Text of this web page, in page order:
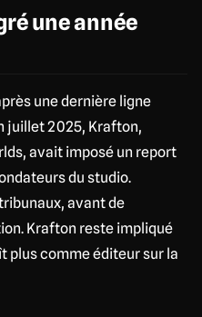
une année
une dernière ligne
juillet 2025, Krafton,
avait imposé un report
du studio.
avant de
Krafton reste impliqué
plus comme éditeur sur la